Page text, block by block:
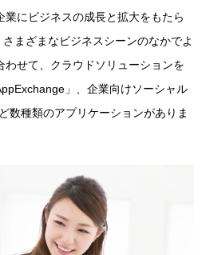
業にビジネスの成長と拡大をもたら
まざまなビジネスシーンのなかでよ
わせて、クラウドソリューションを
」、企業向けソーシャル
数種類のアプリケーションがありま